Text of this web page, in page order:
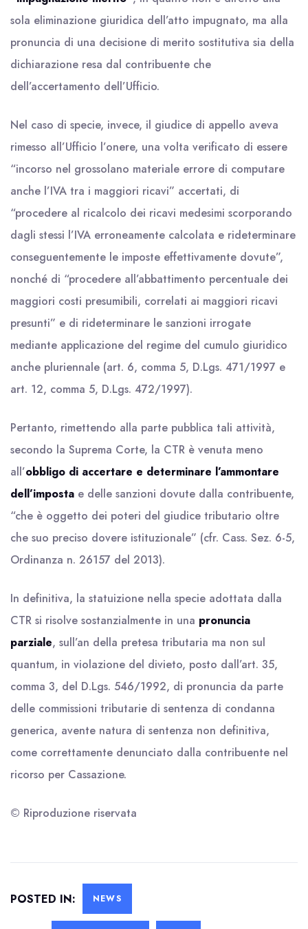
sola eliminazione giuridica dell’atto impugnato, ma alla
pronuncia di una decisione di merito sostitutiva sia della
dichiarazione resa dal contribuente che
dell’accertamento dell’Ufficio.
Nel caso di specie, invece, il giudice di appello aveva
rimesso all’Ufficio l’onere, una volta verificato di essere
“incorso nel grossolano materiale errore di computare
anche l’IVA tra i maggiori ricavi” accertati, di
“procedere al ricalcolo dei ricavi medesimi scorporando
dagli stessi l’IVA erroneamente calcolata e rideterminare
conseguentemente le imposte effettivamente dovute”,
nonché di “procedere all’abbattimento percentuale dei
maggiori costi presumibili, correlati ai maggiori ricavi
presunti” e di rideterminare le sanzioni irrogate
mediante applicazione del regime del cumulo giuridico
anche pluriennale (art. 6, comma 5, D.Lgs. 471/1997 e
art. 12, comma 5, D.Lgs. 472/1997).
Pertanto, rimettendo alla parte pubblica tali attività,
secondo la Suprema Corte, la CTR è venuta meno
all’obbligo di accertare e determinare l’ammontare
dell’imposta e delle sanzioni dovute dalla contribuente,
“che è oggetto dei poteri del giudice tributario oltre
che suo preciso dovere istituzionale” (cfr. Cass. Sez. 6-5,
Ordinanza n. 26157 del 2013).
In definitiva, la statuizione nella specie adottata dalla
CTR si risolve sostanzialmente in una pronuncia
parziale, sull’an della pretesa tributaria ma non sul
quantum, in violazione del divieto, posto dall’art. 35,
comma 3, del D.Lgs. 546/1992, di pronuncia da parte
delle commissioni tributarie di sentenza di condanna
generica, avente natura di sentenza non definitiva,
come correttamente denunciato dalla contribuente nel
ricorso per Cassazione.
© Riproduzione riservata
POSTED IN: NEWS